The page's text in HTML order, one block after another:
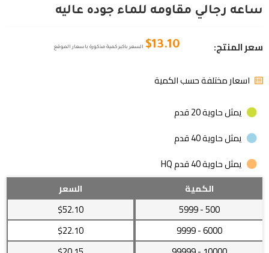
ساعه رجالي مقاومه للماء جوده عاليه
سعر المنتج: $13.10 السعر باكبر كمية مذكورة باسعار الموقع
اسعار مختلفة حسب الكمية
يمثل حاوية 20 قدم
يمثل حاوية 40 قدم
يمثل حاوية 40 قدم HQ
الكمية
السعر
500
- 5999
$52.10
6000
- 9999
$22.10
رجالي
للماء
جوده